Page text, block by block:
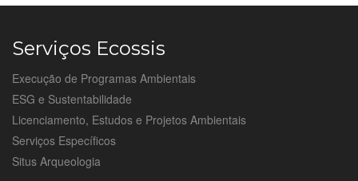
Serviços Ecossis
Execução de Programas Ambientais
ESG e Sustentabilidade
Licenciamento, Estudos e Projetos Ambientais
Serviços Específicos
Situs Arqueologia